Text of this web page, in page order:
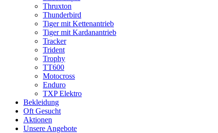
Thruxton
Thunderbird
Tiger mit Kettenantrieb
Tiger mit Kardanantrieb
Tracker
Trident
Trophy
TT600
Motocross
Enduro
TXP Elektro
Bekleidung
Oft Gesucht
Aktionen
Unsere Angebote